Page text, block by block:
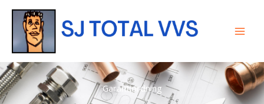
indholdet
Garantiordning